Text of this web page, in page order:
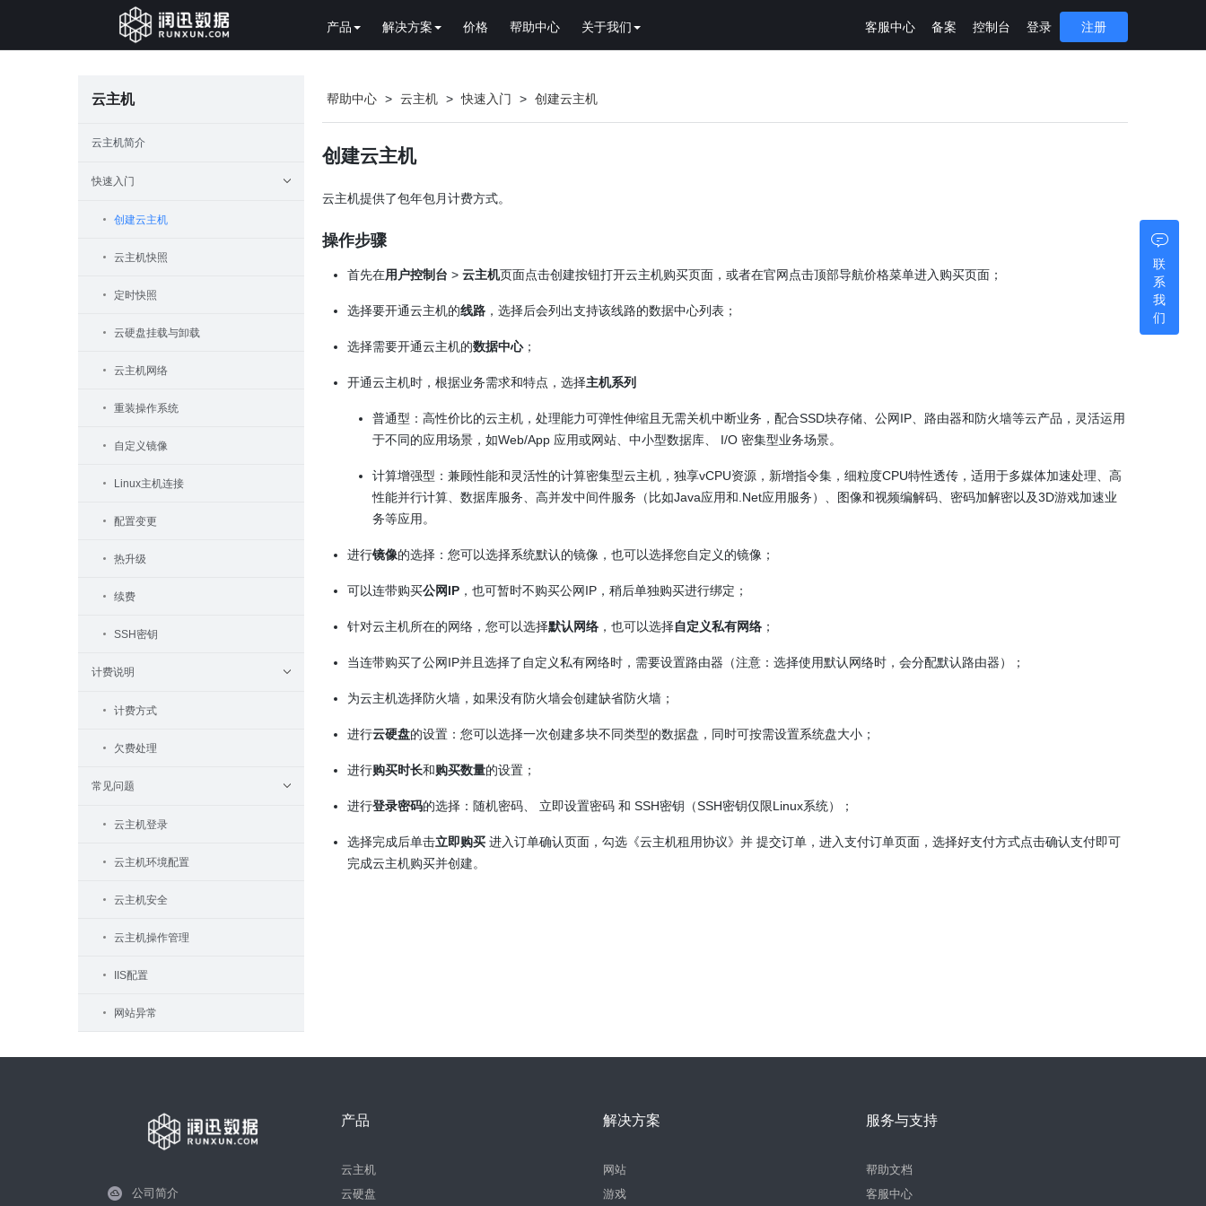
产品 解决方案 价格 帮助中心 关于我们 客服中心 备案 控制台 登录 注册
云主机
云主机简介
快速入门
创建云主机
云主机快照
定时快照
云硬盘挂载与卸载
云主机网络
重装操作系统
自定义镜像
Linux主机连接
配置变更
热升级
续费
SSH密钥
计费说明
计费方式
欠费处理
常见问题
云主机登录
云主机环境配置
云主机安全
云主机操作管理
IIS配置
网站异常
帮助中心 > 云主机 > 快速入门 > 创建云主机
创建云主机
云主机提供了包年包月计费方式。
操作步骤
首先在用户控制台 > 云主机页面点击创建按钮打开云主机购买页面，或者在官网点击顶部导航价格菜单进入购买页面；
选择要开通云主机的线路 ，选择后会列出支持该线路的数据中心列表；
选择需要开通云主机的数据中心；
开通云主机时，根据业务需求和特点，选择主机系列
普通型：高性价比的云主机，处理能力可弹性伸缩且无需关机中断业务，配合SSD块存储、公网IP、路由器和防火墙等云产品，灵活运用
于不同的应用场景，如Web/App 应用或网站、中小型数据库、 I/O 密集型业务场景。
计算增强型：兼顾性能和灵活性的计算密集型云主机，独享vCPU资源，新增指令集，细粒度CPU特性透传，适用于多媒体加速处理、高
性能并行计算、数据库服务、高并发中间件服务（比如Java应用和.Net应用服务）、图像和视频编解码、密码加解密以及3D游戏加速业
务等应用。
进行镜像的选择：您可以选择系统默认的镜像，也可以选择您自定义的镜像；
可以连带购买公网IP ，也可暂时不购买公网IP，稍后单独购买进行绑定；
针对云主机所在的网络，您可以选择默认网络 ，也可以选择自定义私有网络 ；
当连带购买了公网IP并且选择了自定义私有网络时，需要设置路由器（注意：选择使用默认网络时，会分配默认路由器）；
为云主机选择防火墙，如果没有防火墙会创建缺省防火墙；
进行云硬盘的设置：您可以选择一次创建多块不同类型的数据盘，同时可按需设置系统盘大小；
进行购买时长和购买数量的设置；
进行登录密码的选择：随机密码、 立即设置密码 和 SSH密钥（SSH密钥仅限Linux系统）；
选择完成后单击立即购买 进入订单确认页面，勾选《云主机租用协议》并 提交订单，进入支付订单页面，选择好支付方式点击确认支付即可
完成云主机购买并创建。
公司简介
产品
云主机
云硬盘
解决方案
网站
游戏
服务与支持
帮助文档
客服中心
联
系
我
们